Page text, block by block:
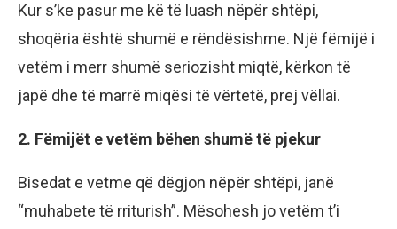
Kur s’ke pasur me kë të luash nëpër shtëpi,
shoqëria është shumë e rëndësishme. Një fëmijë i
vetëm i merr shumë seriozisht miqtë, kërkon të
japë dhe të marrë miqësi të vërtetë, prej vëllai.
2. Fëmijët e vetëm bëhen shumë të pjekur
Bisedat e vetme që dëgjon nëpër shtëpi, janë
“muhabete të rriturish”. Mësohesh jo vetëm t’i